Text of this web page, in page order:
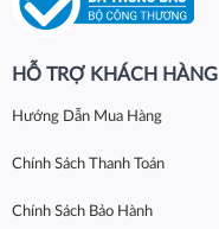
HỖ TRỢ KHÁCH HÀNG
Hướng Dẫn Mua Hàng
Chính Sách Thanh Toán
Chính Sách Bảo Hành